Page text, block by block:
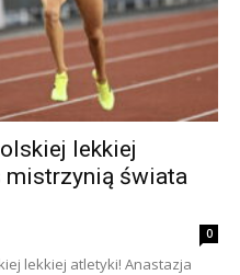
lekkiej
mistrzynią świata
0
lekkiej atletyki! Anastazja